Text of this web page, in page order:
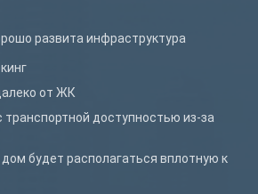
в пешей доступности от ЖК находится
Правда, на этом дорожном
развита инфраструктура
от ЖК
доступностью из-за
будет располагаться вплотную к